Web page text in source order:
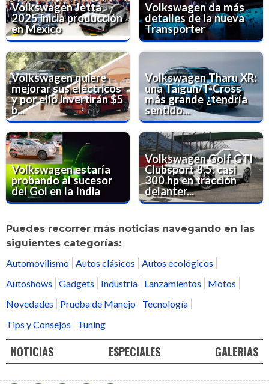
Volkswagen Jetta
2025 inicia producción
en México
Volkswagen da más
detalles de la nueva
Transporter
Volkswagen quiere
mejorar sus eléctricos
y por ello invertirán $5
b...
Volkswagen Tharu XR:
una Taigun/T-Cross
más grande ¿tendría
sentido...
Volkswagen estaría
probando al sucesor
del Gol en la India
Volkswagen Golf GTI
Clubsport 8.5: casi
300 hp en tracción
delanter...
Puedes recorrer más noticias navegando en las
siguientes categorías:
Automovilismo Autos clásicos
Autos ecológicos
Autoshows
Gadgets Industria Lanzamientos
Motos
Novedades
Prueba de Manejo
Tecnología
Tips y Consejos
Tuning
NOTICIAS ESPECIALES GALERIAS